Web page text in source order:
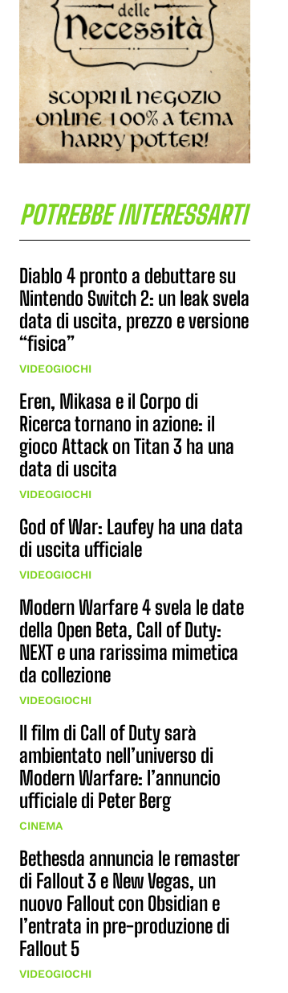
POTREBBE INTERESSARTI
Diablo 4 pronto a debuttare su
Nintendo Switch 2: un leak svela
data di uscita, prezzo e versione
“fisica”
VIDEOGIOCHI
Eren, Mikasa e il Corpo di
Ricerca tornano in azione: il
gioco Attack on Titan 3 ha una
data di uscita
VIDEOGIOCHI
God of War: Laufey ha una data
di uscita ufficiale
VIDEOGIOCHI
Modern Warfare 4 svela le date
della Open Beta, Call of Duty:
NEXT e una rarissima mimetica
da collezione
VIDEOGIOCHI
Il film di Call of Duty sarà
ambientato nell’universo di
Modern Warfare: l’annuncio
ufficiale di Peter Berg
CINEMA
Bethesda annuncia le remaster
di Fallout 3 e New Vegas, un
nuovo Fallout con Obsidian e
l’entrata in pre-produzione di
Fallout 5
VIDEOGIOCHI